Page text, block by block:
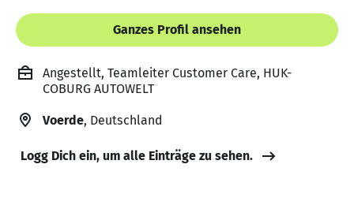
Ganzes Profil ansehen
Angestellt, Teamleiter Customer Care, HUK-
COBURG AUTOWELT
Voerde, Deutschland
Logg Dich ein, um alle Einträge zu sehen.